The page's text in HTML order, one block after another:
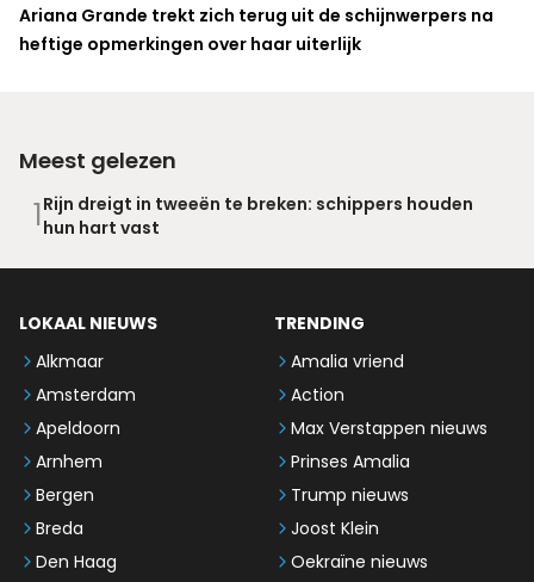
Ariana Grande trekt zich terug uit de schijnwerpers na
heftige opmerkingen over haar uiterlijk
Meest gelezen
1Rijn dreigt in tweeën te breken: schippers houden
hun hart vast
LOKAAL NIEUWS
Alkmaar
Amsterdam
Apeldoorn
Arnhem
Bergen
Breda
Den Haag
TRENDING
Amalia vriend
Action
Max Verstappen nieuws
Prinses Amalia
Trump nieuws
Joost Klein
Oekraïne nieuws